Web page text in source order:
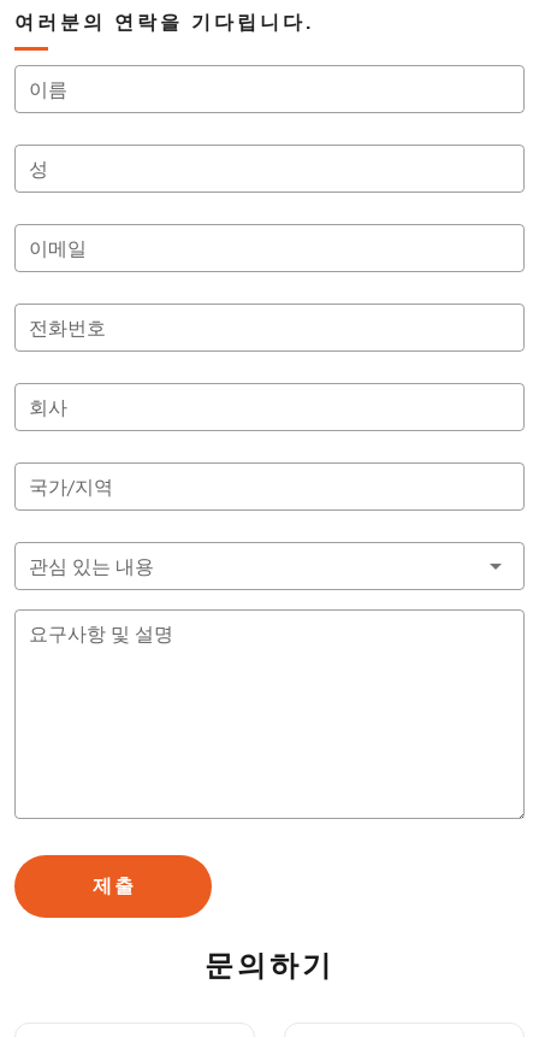
여러분의 연락을 기다립니다.
이름
성
이메일
전화번호
회사
국가/지역
관심 있는 내용
요구사항 및 설명
제출
문의하기